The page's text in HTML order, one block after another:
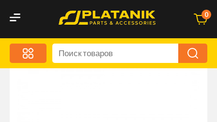
0
Меню
Акционные предложения